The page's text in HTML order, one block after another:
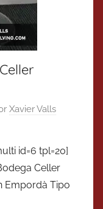
Xavier Valls
id=6 tpl=20]
Celler
Empordà Tipo